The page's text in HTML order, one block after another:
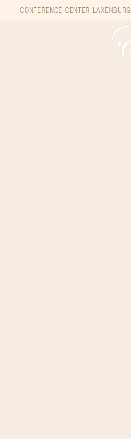
CONFERENCE CENTER LAXENBURG